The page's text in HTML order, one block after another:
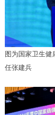
图为国家卫生健
任张建兵